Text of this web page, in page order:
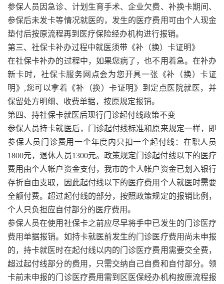
参保人员因急诊、计划生育手术、企业欠费、补换卡期间、
参保后未发卡等情况就医的，发生的医疗费用可由个人现金
垫付后按原流程再到医疗保险经办机构进行报销。
第三、社保卡补办过程中就医须带《补（换）卡证明》
在社保卡补办的过程中，如果您病了，也不用着急。在补办
新卡时，社保卡服务网点会为您开具一张《补（换）卡证
明》,您可以拿着《补（换）卡证明》到定点医院就医，并
保留处方明细、收费单据，按原规定报销。
第四、持社保卡就医后现行门诊起付线政策不变
参保人员持卡就医后，门诊起付线标准和原来规定一样，即
参保人员门诊费用一个年度内只扣一个起付线：在职人员
1800元，退休人员1300元。政策规定门诊起付线以下的医疗
费用由个人帐户资金支付，我市的个人帐户资金已划入银行
存折自由支取，因此起付线以下的医疗费用个人就医时需要
全额付费。超过起付线的部分，按照政策规定的报销比例，
个人只负担应自付部分的医疗费用。
参保人员在使用社保卡之前应尽早将手中已发生的门诊医疗
费用单据报销。如持卡就医前发生的门诊医疗费用尚未申报
的，持卡就医时在起付线以内的门诊医疗费用需要交全费，
超过起付线部分的费用，只需交纳自己自费和自付部分。领
卡前未申报的门诊医疗费用需到区医保经办机构按原流程报